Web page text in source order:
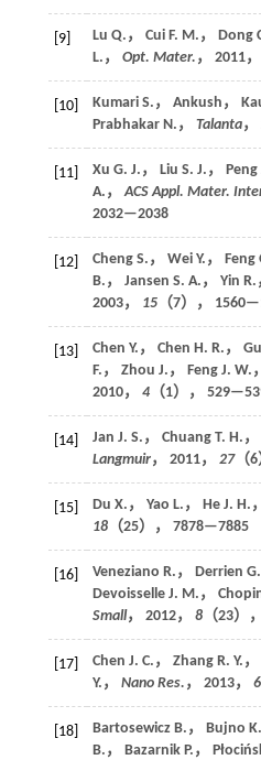
[9]
Lu Q.， Cui F. M.， Dong
L.， Opt. Mater. ， 2011，
[10]
Kumari S.， Ankush，
Prabhakar N.， Talanta，
[11]
Xu G. J.， Liu S. J.，
A.，ACS Appl. Mater.
2032—2038
[12]
Cheng S.， Wei Y.，
B.， Jansen S. A.， Yin R.
2003， 15（7），
[13]
Chen Y.， Chen H. R.，
F.， Zhou J.， Feng J. W.
2010， 4（1），
[14]
Jan J. S.， Chuang T. H.，
Langmuir， 2011， 27（6
[15] Du X.， Yao L.， He J. H.，
18（25）， 7878—7885
[16]
Veneziano R.， Derrien
Devoisselle J. M.，
Small， 2012， 8（23）
[17]
Chen J. C.， Zhang R. Y.
Y.， Nano Res. ， 2013， 6
[18]
Bartosewicz B.， Bujno
B.， Bazarnik P.，